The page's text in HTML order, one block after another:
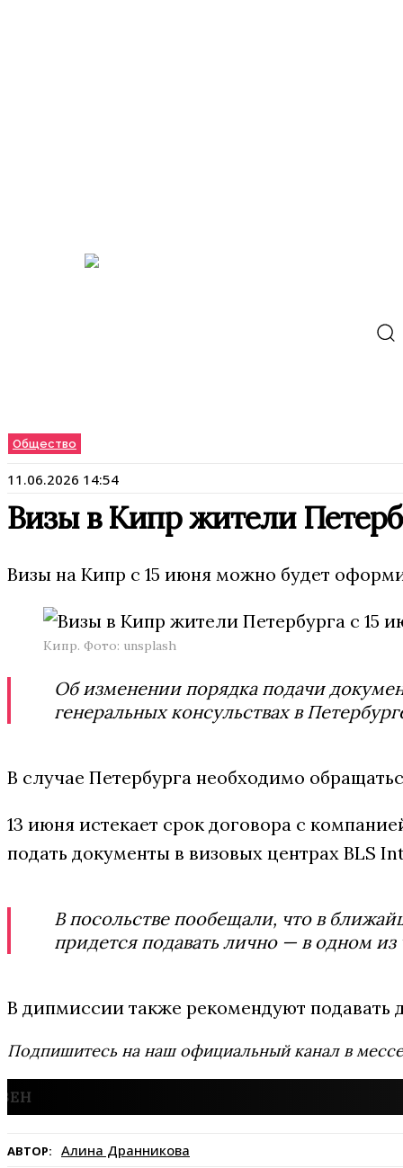
Общество
11.06.2026 14:54
Визы в Кипр жители
Визы на Кипр с 15 июня можно будет
Кипр. Фото: unsplash
Об изменении порядка подачи
генеральных консульствах в
В случае Петербурга необходимо
13 июня истекает срок договора с
подать документы в визовых центрах BLS
В посольстве пообещали, что в
придется подавать лично — в одном
В дипмиссии также рекомендуют подавать
Подпишитесь на наш официальный канал в
АВТОР: Алина Дранникова